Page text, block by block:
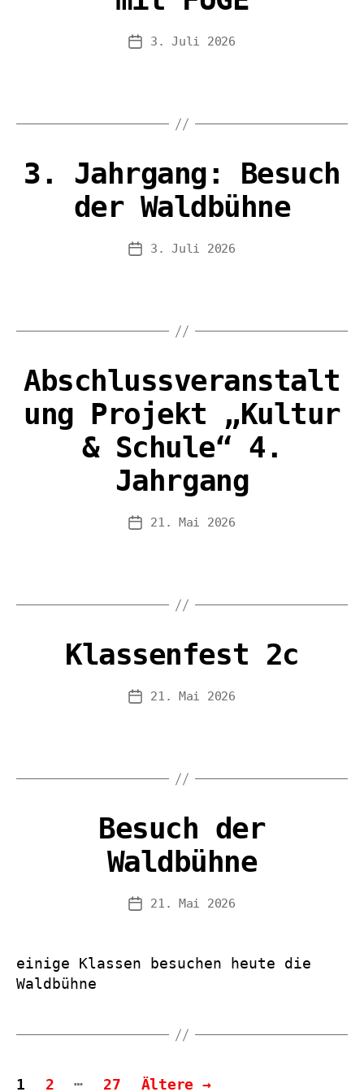
Veröffentlichungsdatum
3. Juli 2026
3. Jahrgang: Besuch
der Waldbühne
Veröffentlichungsdatum
3. Juli 2026
Abschlussveranstalt
ung Projekt „Kultur
& Schule“ 4.
Jahrgang
Veröffentlichungsdatum
21. Mai 2026
Klassenfest 2c
Veröffentlichungsdatum
21. Mai 2026
Besuch der
Waldbühne
Veröffentlichungsdatum
21. Mai 2026
einige Klassen besuchen heute die
Waldbühne
Seitennummerierung
1 2 … 27 Ältere →